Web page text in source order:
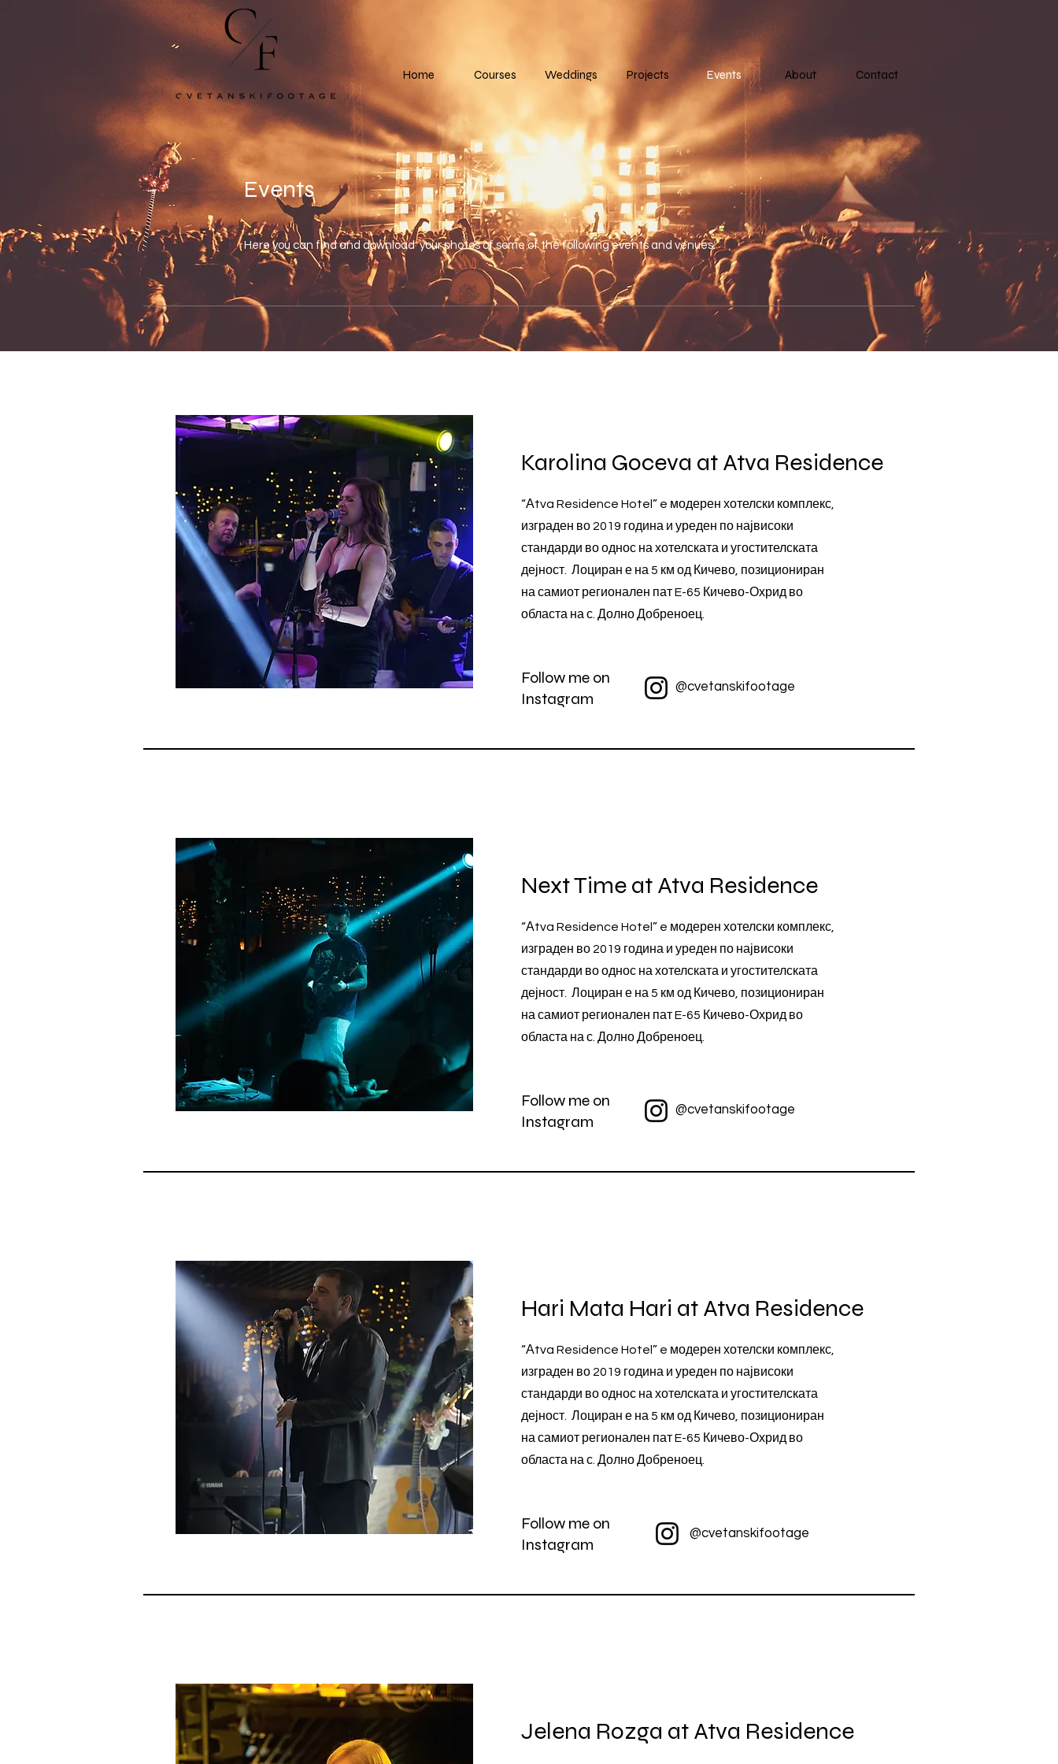
Home Courses Weddings Projects Events About Contact
Events
Here you can find and download your photos of some of the following events and venues:
Karolina Goceva at Atva Residence
“Аtva Residence Hotel” e модерен хотелски комплекс,
изграден во 2019 година и уреден по највисоки
стандарди во однос на хотелската и угостителската
дејност. Лоциран е на 5 км од Кичево, позициониран
на самиот регионален пат E-65 Кичево-Охрид во
областа на с. Долно Добреноец.
Follow me on
Instagram
@cvetanskifootage
Next Time at Atva Residence
“Аtva Residence Hotel” e модерен хотелски комплекс,
изграден во 2019 година и уреден по највисоки
стандарди во однос на хотелската и угостителската
дејност. Лоциран е на 5 км од Кичево, позициониран
на самиот регионален пат E-65 Кичево-Охрид во
областа на с. Долно Добреноец.
Follow me on
Instagram
@cvetanskifootage
Hari Mata Hari at Atva Residence
“Аtva Residence Hotel” e модерен хотелски комплекс,
изграден во 2019 година и уреден по највисоки
стандарди во однос на хотелската и угостителската
дејност. Лоциран е на 5 км од Кичево, позициониран
на самиот регионален пат E-65 Кичево-Охрид во
областа на с. Долно Добреноец.
Follow me on
Instagram
@cvetanskifootage
Jelena Rozga at Atva Residence